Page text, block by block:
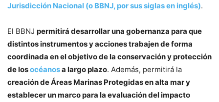
Jurisdicción Nacional (o BBNJ, por sus siglas en inglés).
El BBNJ permitirá desarrollar una gobernanza para que
distintos instrumentos y acciones trabajen de forma
coordinada en el objetivo de la conservación y protección
de losocéanosa largo plazo. Además, permitirá la
creación de Áreas Marinas Protegidas en alta mar y
establecer un marco para la evaluación del impacto